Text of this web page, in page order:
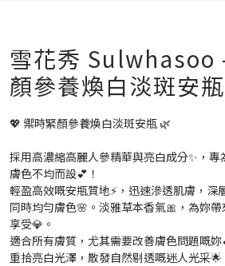
雪花秀 Sulwhasoo
顏參養煥白淡斑安瓶
💖 禦時緊顏參養煥白淡斑安瓶 🌿
採用高濃縮高麗人參精華與亮白成分✨，
膚色不均而設💕！
輕盈高效嘅安瓶質地⚡，迅速滲透肌膚，深
同時均勻膚色🌸。淡雅草本香氣🎀，為妳
享受💎。
適合所有膚質，尤其需要改善膚色問題嘅
重拾亮白光澤，散發自然剔透嘅迷人光采🌟